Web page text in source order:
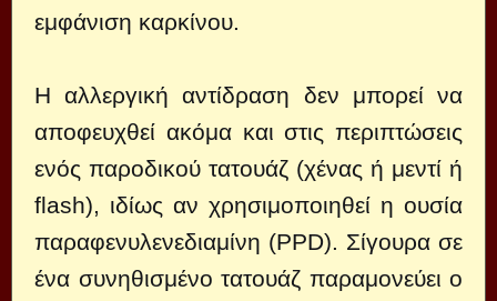
εμφάνιση καρκίνου.
Η αλλεργική αντίδραση δεν μπορεί να
αποφευχθεί ακόμα και στις περιπτώσεις
ενός παροδικού τατουάζ (χένας ή μεντί ή
flash), ιδίως αν χρησιμοποιηθεί η ουσία
παραφενυλενεδιαμίνη (PPD). Σίγουρα σε
ένα συνηθισμένο τατουάζ παραμονεύει ο